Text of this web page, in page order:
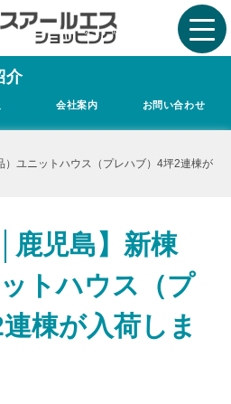
介
会社案内 お問い合わせ
）ユニットハウス（プレハブ）4坪2連棟が
鹿児島】新棟
ットハウス（プ
棟が入荷しま